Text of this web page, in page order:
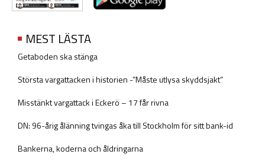
MEST LÄSTA
Getaboden ska stänga
Största vargattacken i historien -”Måste utlysa skyddsjakt”
Misstänkt vargattack i Eckerö – 17 får rivna
DN: 96-årig ålänning tvingas åka till Stockholm för sitt bank-id
Bankerna, koderna och åldringarna